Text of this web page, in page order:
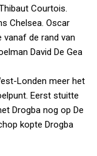
Courtois.
Chelsea. Oscar
vanaf de rand van
David De Gea
Londen meer het
Eerst stuitte
Drogba nog op De
kopte Drogba